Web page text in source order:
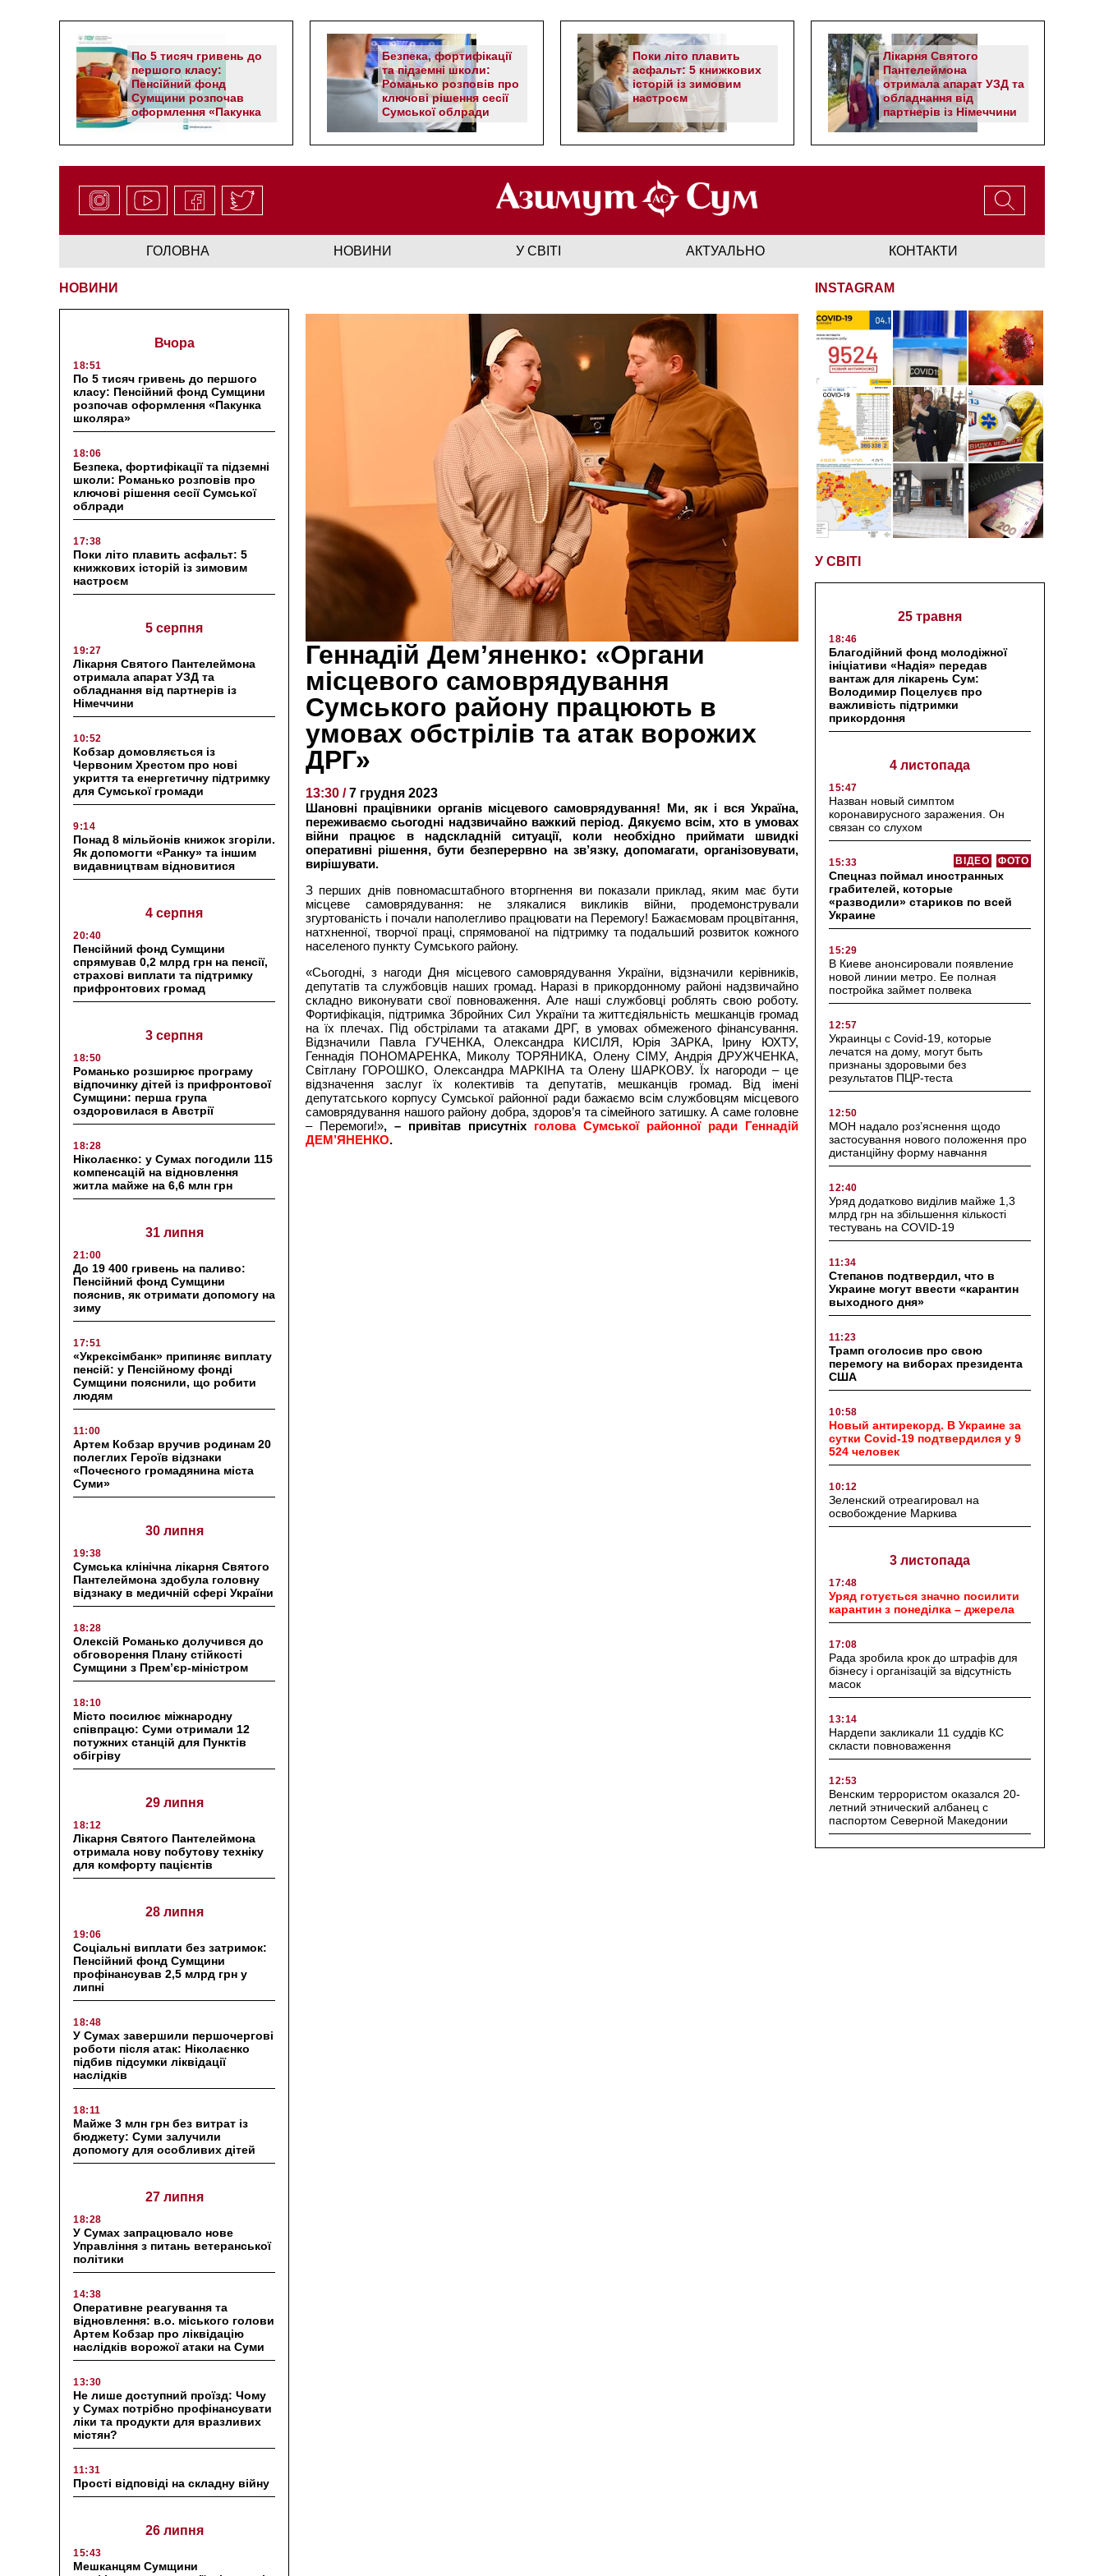
По 5 тисяч гривень до
першого класу:
Пенсійний фонд
Сумщини розпочав
оформлення «Пакунка
школяра»
Безпека, фортифікації
та підземні школи:
Романько розповів про
ключові рішення сесії
Сумської облради
Поки літо плавить
асфальт: 5 книжкових
історій із зимовим
настроєм
Лікарня Святого
Пантелеймона
отримала апарат УЗД та
обладнання від
партнерів із Німеччини
ГОЛОВНА НОВИНИ У СВІТІ АКТУАЛЬНО КОНТАКТИ
НОВИНИ
Вчора
18:51
По 5 тисяч гривень до першого
класу: Пенсійний фонд Сумщини
розпочав оформлення «Пакунка
школяра»
18:06
Безпека, фортифікації та підземні
школи: Романько розповів про
ключові рішення сесії Сумської
облради
17:38
Поки літо плавить асфальт: 5
книжкових історій із зимовим
настроєм
5 серпня
19:27
Лікарня Святого Пантелеймона
отримала апарат УЗД та
обладнання від партнерів із
Німеччини
10:52
Кобзар домовляється із
Червоним Хрестом про нові
укриття та енергетичну підтримку
для Сумської громади
9:14
Понад 8 мільйонів книжок згоріли.
Як допомогти «Ранку» та іншим
видавництвам відновитися
4 серпня
20:40
Пенсійний фонд Сумщини
спрямував 0,2 млрд грн на пенсії,
страхові виплати та підтримку
прифронтових громад
3 серпня
18:50
Романько розширює програму
відпочинку дітей із прифронтової
Сумщини: перша група
оздоровилася в Австрії
18:28
Ніколаєнко: у Сумах погодили 115
компенсацій на відновлення
житла майже на 6,6 млн грн
31 липня
21:00
До 19 400 гривень на паливо:
Пенсійний фонд Сумщини
пояснив, як отримати допомогу на
зиму
17:51
«Укрексімбанк» припиняє виплату
пенсій: у Пенсійному фонді
Сумщини пояснили, що робити
людям
11:00
Артем Кобзар вручив родинам 20
полеглих Героїв відзнаки
«Почесного громадянина міста
Суми»
30 липня
19:38
Сумська клінічна лікарня Святого
Пантелеймона здобула головну
відзнаку в медичній сфері України
18:28
Олексій Романько долучився до
обговорення Плану стійкості
Сумщини з Прем’єр-міністром
18:10
Місто посилює міжнародну
співпрацю: Суми отримали 12
потужних станцій для Пунктів
обігріву
29 липня
18:12
Лікарня Святого Пантелеймона
отримала нову побутову техніку
для комфорту пацієнтів
28 липня
19:06
Соціальні виплати без затримок:
Пенсійний фонд Сумщини
профінансував 2,5 млрд грн у
липні
18:48
У Сумах завершили першочергові
роботи після атак: Ніколаєнко
підбив підсумки ліквідації
наслідків
18:11
Майже 3 млн грн без витрат із
бюджету: Суми залучили
допомогу для особливих дітей
27 липня
18:28
У Сумах запрацювало нове
Управління з питань ветеранської
політики
14:38
Оперативне реагування та
відновлення: в.о. міського голови
Артем Кобзар про ліквідацію
наслідків ворожої атаки на Суми
13:30
Не лише доступний проїзд: Чому
у Сумах потрібно профінансувати
ліки та продукти для вразливих
містян?
11:31
Прості відповіді на складну війну
26 липня
15:43
Мешканцям Сумщини
Геннадій Демʼяненко: «Органи
місцевого самоврядування
Сумського району працюють в
умовах обстрілів та атак ворожих
ДРГ»
13:30 /7 грудня 2023
Шановні працівники органів місцевого самоврядування! Ми, як і вся Україна,
переживаємо сьогодні надзвичайно важкий період. Дякуємо всім, хто в умовах
війни працює в надскладній ситуації, коли необхідно приймати швидкі
оперативні рішення, бути безперервно на зв’язку, допомагати, організовувати,
вирішувати.
З перших днів повномасштабного вторгнення ви показали приклад, яким має бути
місцеве самоврядування: не злякалися викликів війни, продемонстрували
згуртованість і почали наполегливо працювати на Перемогу! Бажаємовам процвітання,
натхненної, творчої праці, спрямованої на підтримку та подальший розвиток кожного
населеного пункту Сумського району.
«Сьогодні, з нагоди Дня місцевого самоврядування України, відзначили керівників,
депутатів та службовців наших громад. Наразі в прикордонному районі надзвичайно
складно виконувати свої повноваження. Але наші службовці роблять свою роботу.
Фортифікація, підтримка Збройних Сил України та життєдіяльність мешканців громад
на їх плечах. Під обстрілами та атаками ДРГ, в умовах обмеженого фінансування.
Відзначили Павла ГУЧЕНКА, Олександра КИСІЛЯ, Юрія ЗАРКА, Ірину ЮХТУ,
Геннадія ПОНОМАРЕНКА, Миколу ТОРЯНИКА, Олену СІМУ, Андрія ДРУЖЧЕНКА,
Світлану ГОРОШКО, Олександра МАРКІНА та Олену ШАРКОВУ. Їх нагороди – це
відзначення заслуг їх колективів та депутатів, мешканців громад. Від імені
депутатського корпусу Сумської районної ради бажаємо всім службовцям місцевого
самоврядування нашого району добра, здоров’я та сімейного затишку. А саме головне
– Перемоги!», – привітав присутніх голова Сумської районної ради Геннадій
ДЕМ’ЯНЕНКО.
INSTAGRAM
У СВІТІ
25 травня
18:46
Благодійний фонд молодіжної
ініціативи «Надія» передав
вантаж для лікарень Сум:
Володимир Поцелуєв про
важливість підтримки
прикордоння
4 листопада
15:47
Назван новый симптом
коронавирусного заражения. Он
связан со слухом
15:33 ФОТО
ВІДЕО
Спецназ поймал иностранных
грабителей, которые
«разводили» стариков по всей
Украине
15:29
В Киеве анонсировали появление
новой линии метро. Ее полная
постройка займет полвека
12:57
Украинцы с Covid-19, которые
лечатся на дому, могут быть
признаны здоровыми без
результатов ПЦР-теста
12:50
МОН надало роз’яснення щодо
застосування нового положення про
дистанційну форму навчання
12:40
Уряд додатково виділив майже 1,3
млрд грн на збільшення кількості
тестувань на COVID-19
11:34
Степанов подтвердил, что в
Украине могут ввести «карантин
выходного дня»
11:23
Трамп оголосив про свою
перемогу на виборах президента
США
10:58
Новый антирекорд. В Украине за
сутки Covid-19 подтвердился у 9
524 человек
10:12
Зеленский отреагировал на
освобождение Маркива
3 листопада
17:48
Уряд готується значно посилити
карантин з понеділка – джерела
17:08
Рада зробила крок до штрафів для
бізнесу і організацій за відсутність
масок
13:14
Нардепи закликали 11 суддів КС
скласти повноваження
12:53
Венским террористом оказался 20-
летний этнический албанец с
паспортом Северной Македонии